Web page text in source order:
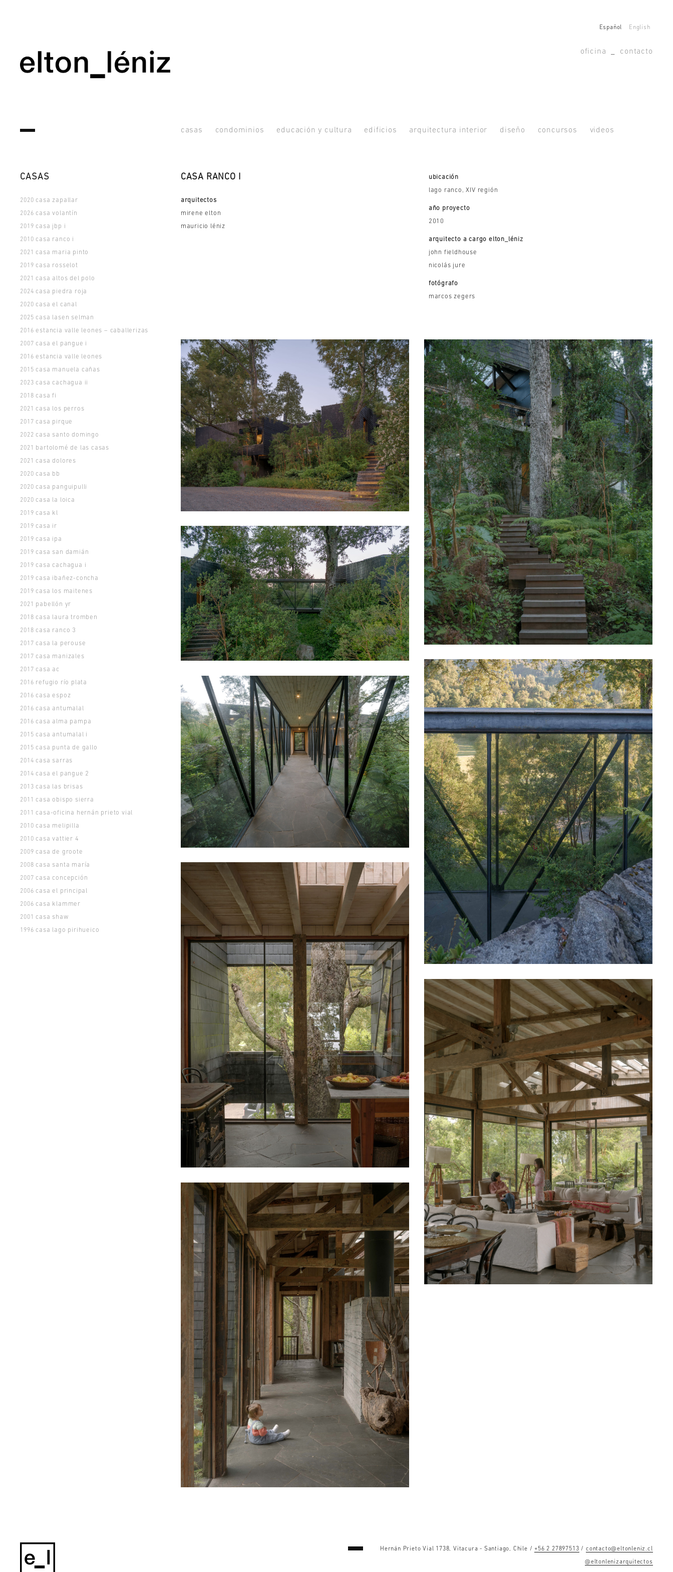
Español English
contacto
oficina
casas condominios educación y cultura edificios arquitectura interior diseño concursos videos
CASAS
2020 casa zapallar
2026 casa volantín
2019 casa jbp i
2010 casa ranco i
2021 casa maria pinto
2019 casa rosselot
2021 casa altos del polo
2024 casa piedra roja
2020 casa el canal
2025 casa lasen selman
2016 estancia valle leones – caballerizas
2007 casa el pangue i
2016 estancia valle leones
2015 casa manuela cañas
2023 casa cachagua ii
2018 casa fi
2021 casa los perros
2017 casa pirque
2022 casa santo domingo
2021 bartolomé de las casas
2021 casa dolores
2020 casa bb
2020 casa panguipulli
2020 casa la loica
2019 casa kl
2019 casa ir
2019 casa ipa
2019 casa san damián
2019 casa cachagua i
2019 casa ibañez-concha
2019 casa los maitenes
2021 pabellón yr
2018 casa laura tromben
2018 casa ranco 3
2017 casa la perouse
2017 casa manizales
2017 casa ac
2016 refugio río plata
2016 casa espoz
2016 casa antumalal
2016 casa alma pampa
2015 casa antumalal i
2015 casa punta de gallo
2014 casa sarras
2014 casa el pangue 2
2013 casa las brisas
2011 casa obispo sierra
2011 casa-oficina hernán prieto vial
2010 casa melipilla
2010 casa vattier 4
2009 casa de groote
2008 casa santa maría
2007 casa concepción
2006 casa el principal
2006 casa klammer
2001 casa shaw
1996 casa lago pirihueico
CASA RANCO I
arquitectos
mirene elton
mauricio léniz
ubicación
lago ranco, XIV región
año proyecto
2010
arquitecto a cargo elton_léniz
john fieldhouse
nicolás jure
fotógrafo
marcos zegers
Hernán Prieto Vial 1738, Vitacura - Santiago, Chile /+56 2 27897513 / contacto@eltonleniz.cl
@eltonlenizarquitectos